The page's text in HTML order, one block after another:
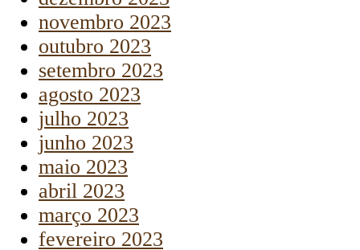
novembro 2023
outubro 2023
setembro 2023
agosto 2023
julho 2023
junho 2023
maio 2023
abril 2023
março 2023
fevereiro 2023